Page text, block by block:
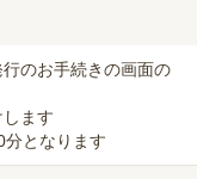
のお手続きの画面の
ます
となります